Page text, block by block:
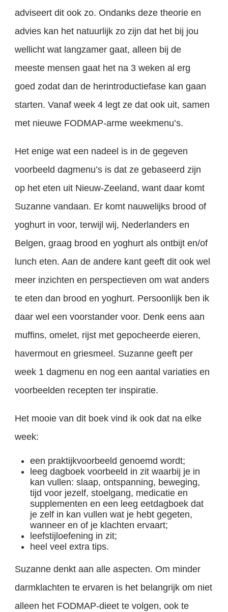
adviseert dit ook zo. Ondanks deze theorie en
advies kan het natuurlijk zo zijn dat het bij jou
wellicht wat langzamer gaat, alleen bij de
meeste mensen gaat het na 3 weken al erg
goed zodat dan de herintroductiefase kan gaan
starten. Vanaf week 4 legt ze dat ook uit, samen
met nieuwe FODMAP-arme weekmenu’s.
Het enige wat een nadeel is in de gegeven
voorbeeld dagmenu’s is dat ze gebaseerd zijn
op het eten uit Nieuw-Zeeland, want daar komt
Suzanne vandaan. Er komt nauwelijks brood of
yoghurt in voor, terwijl wij, Nederlanders en
Belgen, graag brood en yoghurt als ontbijt en/of
lunch eten. Aan de andere kant geeft dit ook wel
meer inzichten en perspectieven om wat anders
te eten dan brood en yoghurt. Persoonlijk ben ik
daar wel een voorstander voor. Denk eens aan
muffins, omelet, rijst met gepocheerde eieren,
havermout en griesmeel. Suzanne geeft per
week 1 dagmenu en nog een aantal variaties en
voorbeelden recepten ter inspiratie.
Het mooie van dit boek vind ik ook dat na elke
week:
een praktijkvoorbeeld genoemd wordt;
leeg dagboek voorbeeld in zit waarbij je in
kan vullen: slaap, ontspanning, beweging,
tijd voor jezelf, stoelgang, medicatie en
supplementen en een leeg eetdagboek dat
je zelf in kan vullen wat je hebt gegeten,
wanneer en of je klachten ervaart;
leefstijloefening in zit;
heel veel extra tips.
Suzanne denkt aan alle aspecten. Om minder
darmklachten te ervaren is het belangrijk om niet
alleen het FODMAP-dieet te volgen, ook te